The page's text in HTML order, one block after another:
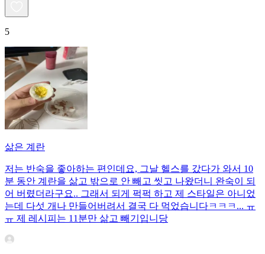
5
삶은 계란
저는 반숙을 좋아하는 편인데요, 그날 헬스를 갔다가 와서 10
분 동안 계란을 삶고 밖으로 안 빼고 씻고 나왔더니 완숙이 되
어 버렸더라구요.. 그래서 되게 퍽퍽 하고 제 스타일은 아니었
는데 다섯 개나 만들어버려서 결국 다 먹었습니다ㅋㅋㅋ... ㅠ
ㅠ 제 레시피는 11분만 삶고 빼기입니당